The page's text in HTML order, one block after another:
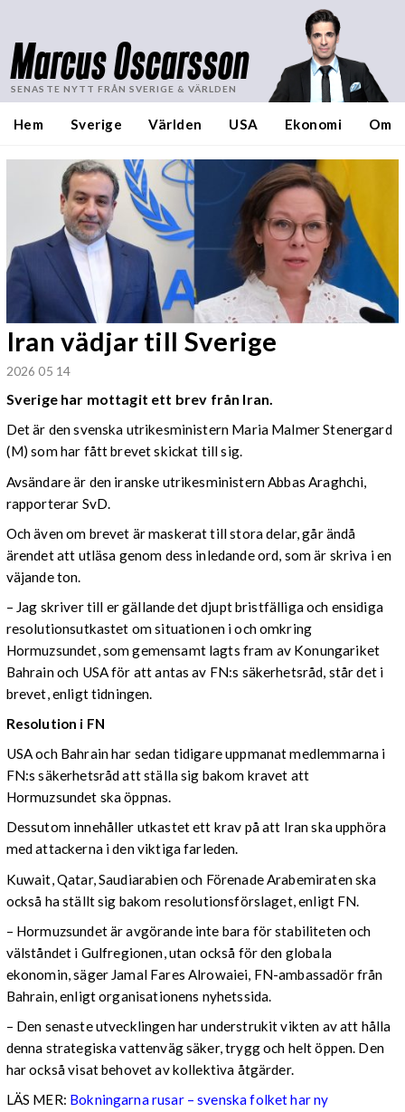
Marcus Oscarsson
SENASTE NYTT FRÅN SVERIGE & VÄRLDEN
Hem Sverige Världen USA Ekonomi Om
Iran vädjar till Sverige
2026 05 14
Sverige har mottagit ett brev från Iran.
Det är den svenska utrikesministern Maria Malmer Stenergard
(M) som har fått brevet skickat till sig.
Avsändare är den iranske utrikesministern Abbas Araghchi,
rapporterar SvD.
Och även om brevet är maskerat till stora delar, går ändå
ärendet att utläsa genom dess inledande ord, som är skriva i en
väjande ton.
– Jag skriver till er gällande det djupt bristfälliga och ensidiga
resolutionsutkastet om situationen i och omkring
Hormuzsundet, som gemensamt lagts fram av Konungariket
Bahrain och USA för att antas av FN:s säkerhetsråd, står det i
brevet, enligt tidningen.
Resolution i FN
USA och Bahrain har sedan tidigare uppmanat medlemmarna i
FN:s säkerhetsråd att ställa sig bakom kravet att
Hormuzsundet ska öppnas.
Dessutom innehåller utkastet ett krav på att Iran ska upphöra
med attackerna i den viktiga farleden.
Kuwait, Qatar, Saudiarabien och Förenade Arabemiraten ska
också ha ställt sig bakom resolutionsförslaget, enligt FN.
– Hormuzsundet är avgörande inte bara för stabiliteten och
välståndet i Gulfregionen, utan också för den globala
ekonomin, säger Jamal Fares Alrowaiei, FN-ambassadör från
Bahrain, enligt organisationens nyhetssida.
– Den senaste utvecklingen har understrukit vikten av att hålla
denna strategiska vattenväg säker, trygg och helt öppen. Den
har också visat behovet av kollektiva åtgärder.
LÄS MER: Bokningarna rusar – svenska folket har ny